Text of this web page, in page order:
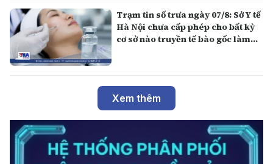
Trạm tin số trưa ngày 07/8: Sở Y tế
Hà Nội chưa cấp phép cho bất kỳ
cơ sở nào truyền tế bào gốc làm
Xem thêm